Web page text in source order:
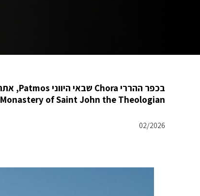
Monastery of Saint John the Theologian, שוקם בית אבן עתיק תוך הקפדה מחמירה על שימור אופיו המקורי.
02/2026